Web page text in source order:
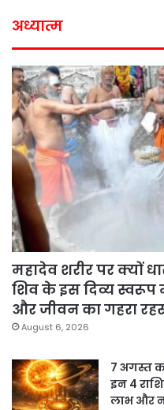
अध्यात्म
महादेव शरीर पर क्यों
शिव के इस दिव्य स्वरूप
और जीवन का गहरा
August 6, 2026
7 अगस्त
इन 4
लाभ और